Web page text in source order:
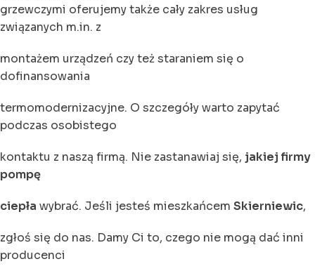
grzewczymi oferujemy także cały zakres usług
związanych m.in. z
montażem urządzeń czy też staraniem się o
dofinansowania
termomodernizacyjne. O szczegóły warto zapytać
podczas osobistego
kontaktu z naszą firmą. Nie zastanawiaj się, jakiej firmy
pompę
ciepła wybrać. Jeśli jesteś mieszkańcem Skierniewic,
zgłoś się do nas. Damy Ci to, czego nie mogą dać inni
producenci